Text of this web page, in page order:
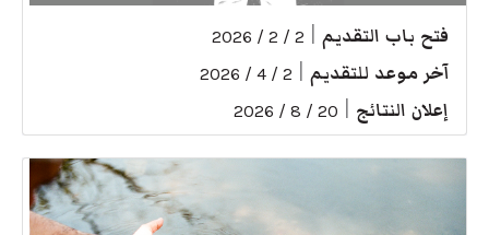
فتح باب التقديم 2 / 2 / 2026
آخر موعد للتقديم 2 / 4 / 2026
إعلان النتائج 20 / 8 / 2026